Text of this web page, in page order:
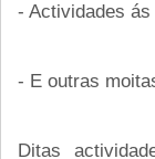
- Actividades
- E outras
Ditas